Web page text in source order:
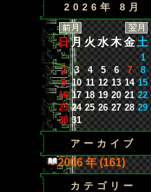
2026年 8月
日月火水木金土
1
2
3 4 5 6 7
8
9 10 11 12 13 14 15
16 17 18 19 20 21 22
23 24 25 26 27 28 29
30 31
アーカイブ
2006 年 (161)
カテゴリー